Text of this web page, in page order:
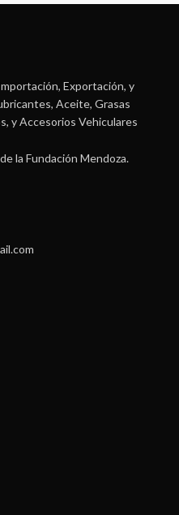
Exportación, y
Aceite, Grasas
y Accesorios Vehiculares
la Fundación Mendoza.